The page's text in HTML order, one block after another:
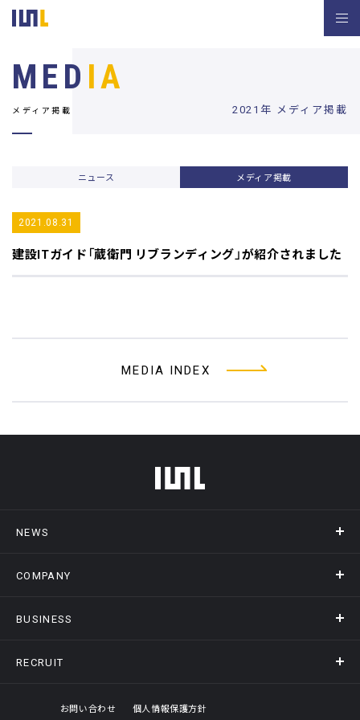
2021年 メディア掲載
MED IA
メディア掲載
ニュース メディア掲載
2021.08.31
建設ITガイド 「蔵衛門 リブランディング」が紹介されました
MEDIA INDEX
フッターメニュー
NEWS
ニュース
COMPANY
会社概要
オフィスギャラリー
BUSINESS
事業情報トップ
RECRUIT
採用情報トップ
お問い合わせ 個人情報保護方針